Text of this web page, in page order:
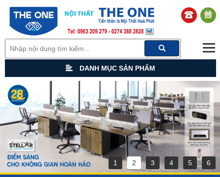
DANH MỤC SẢN PHẨM
1 2 3 4 5 6